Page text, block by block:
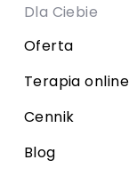
Dla Ciebie
Oferta
Terapia online
Cennik
Blog